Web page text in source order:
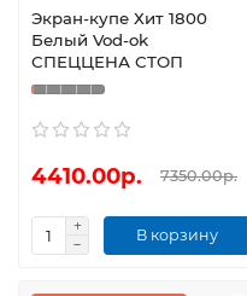
Экран-купе Хит 1800
Белый Vod-ok
СПЕЦЦЕНА СТОП
4410.00р. 7350.00р.
В корзину